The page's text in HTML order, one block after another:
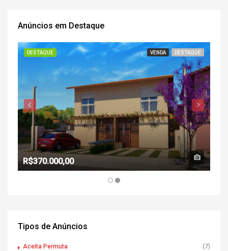
Anúncios em Destaque
DESTAQUE VENDA DESTAQUE
R$370.000,00
Tipos de Anúncios
Aceita Permuta
(7)